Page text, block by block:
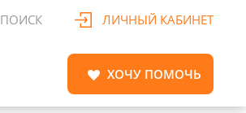
ПОИСК ЛИЧНЫЙ КАБИНЕТ
ХОЧУ ПОМОЧЬ